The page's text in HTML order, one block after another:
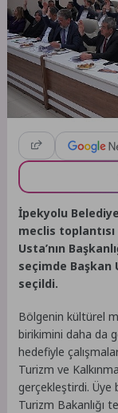
İpekyolu
meclis
Usta’nın
seçimde Başkan
seçildi.
Bölgenin kültürel
birikimini daha da
hedefiyle
Turizm ve
gerçekleştirdi. Üye
Turizm Bakanlığı